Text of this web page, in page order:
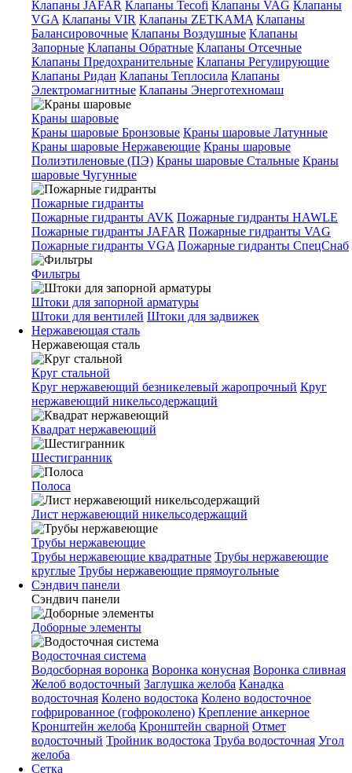
Клапаны JAFAR Клапаны Tecofi Клапаны VAG Клапаны
VGA Клапаны VIR Клапаны ZETKAMA Клапаны
Балансировочные Клапаны Воздушные Клапаны
Запорные Клапаны Обратные Клапаны Отсечные
Клапаны Предохранительные Клапаны Регулирующие
Клапаны Ридан Клапаны Теплосила Клапаны
Электромагнитные Клапаны Энерготехномаш
Краны шаровые
Краны шаровые Бронзовые Краны шаровые Латунные
Краны шаровые Нержавеющие Краны шаровые
Полиэтиленовые (ПЭ) Краны шаровые Стальные Краны
шаровые Чугунные
Пожарные гидранты
Пожарные гидранты AVK Пожарные гидранты HAWLE
Пожарные гидранты JAFAR Пожарные гидранты VAG
Пожарные гидранты VGA Пожарные гидранты СпецСнаб
Фильтры
Штоки для запорной арматуры
Штоки для вентилей Штоки для задвижек
Нержавеющая сталь
Нержавеющая сталь
Круг стальной
Круг нержавеющий безникелевый жаропрочный Круг
нержавеющий никельсодержащий
Квадрат нержавеющий
Шестигранник
Полоса
Лист нержавеющий никельсодержащий
Трубы нержавеющие
Трубы нержавеющие квадратные Трубы нержавеющие
круглые Трубы нержавеющие прямоугольные
Сэндвич панели
Сэндвич панели
Доборные элементы
Водосточная система
Водосборная воронка Воронка конусная Воронка сливная
Желоб водосточный Заглушка желоба Канадка
водосточная Колено водостока Колено водосточное
гофрированное (гофроколено) Крепление анкерное
Кронштейн желоба Кронштейн сварной Отмет
водосточный Тройник водостока Труба водосточная Угол
желоба
Сетка